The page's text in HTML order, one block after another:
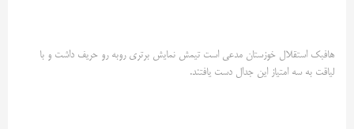
هافبک استقلال خوزستان مدعی است تیمش نمایش برتری روبه رو حریف داشت و با
لیاقت به سه امتیاز این جدال دست یافتند.